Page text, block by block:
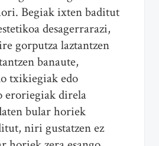
Begiak ixten baditut
desagerrarazi,
gorputza laztantzen
banaute,
txikiegiak edo
eroriegiak direla
bular horiek
niri gustatzen ez